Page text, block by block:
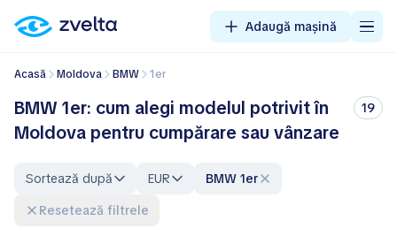
Adaugă mașină
Acasă Moldova BMW 1er
BMW 1er: cum alegi modelul potrivit în
Moldova pentru cumpărare sau vânzare
19
Sortează după EUR
BMW 1er
Resetează filtrele